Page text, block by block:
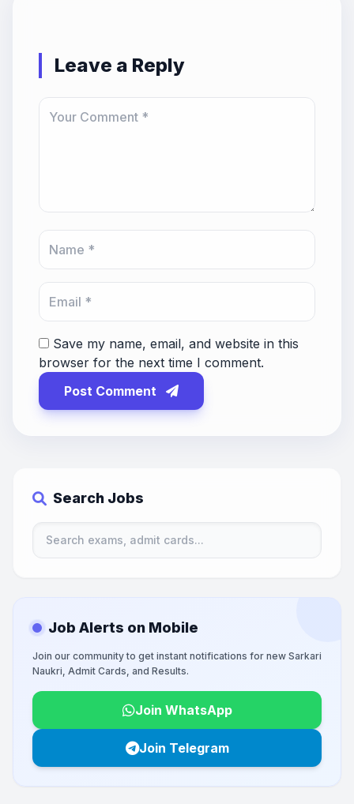
Leave a Reply
Save my name, email, and website in this
browser for the next time I comment.
Post Comment
Search Jobs
Job Alerts on Mobile
Join our community to get instant notifications for new Sarkari
Naukri, Admit Cards, and Results.
Join WhatsApp
Join Telegram